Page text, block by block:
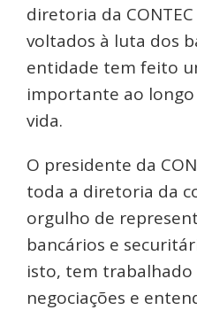
diretoria da
voltados à luta dos
entidade tem feito
importante ao longo
vida.
O presidente da
toda a diretoria da
orgulho de
bancários e
isto, tem trabalhado
negociações e